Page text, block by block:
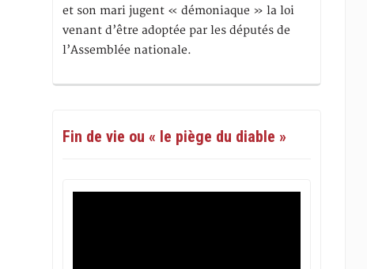
et son mari jugent « démoniaque » la loi
venant d’être adoptée par les députés de
l’Assemblée nationale.
Fin de vie ou « le piège du diable »